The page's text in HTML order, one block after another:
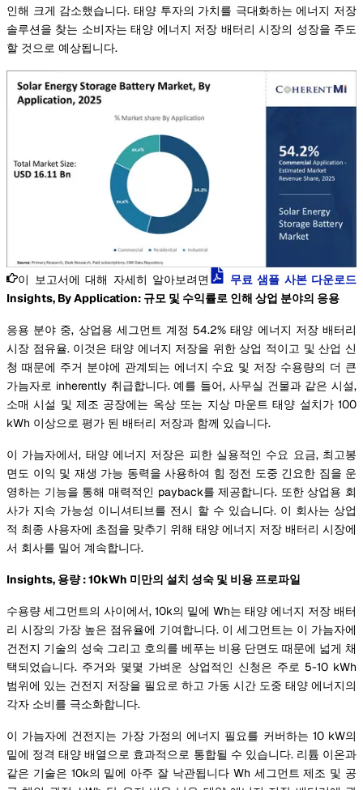
인해 크게 감소했습니다. 태양 투자의 가치를 극대화하는 에너지 저장
솔루션을 찾는 소비자는 태양 에너지 저장 배터리 시장의 성장을 주도
할 것으로 예상됩니다.
이 보고서에 대해 자세히 알아보려면
무료 샘플 사본 다운로드
Insights, By Application: 규모 및 수익률로 인해 상업 분야의 응용
응용 분야 중, 상업용 세그먼트 계정 54.2% 태양 에너지 저장 배터리
시장 점유율. 이것은 태양 에너지 저장을 위한 상업 적이고 및 산업 신
청 때문에 주거 분야에 관계되는 에너지 수요 및 저장 수용량의 더 큰
가늠자로 inherently 취급합니다. 예를 들어, 사무실 건물과 같은 시설,
소매 시설 및 제조 공장에는 옥상 또는 지상 마운트 태양 설치가 100
kWh 이상으로 평가 된 배터리 저장과 함께 있습니다.
이 가늠자에서, 태양 에너지 저장은 피한 실용적인 수요 요금, 최고봉
면도 이익 및 재생 가능 동력을 사용하여 힘 정전 도중 긴요한 짐을 운
영하는 기능을 통해 매력적인 payback를 제공합니다. 또한 상업용 회
사가 지속 가능성 이니셔티브를 전시 할 수 있습니다. 이 회사는 상업
적 최종 사용자에 초점을 맞추기 위해 태양 에너지 저장 배터리 시장에
서 회사를 밀어 계속합니다.
Insights, 용량 : 10kWh 미만의 설치 성숙 및 비용 프로파일
수용량 세그먼트의 사이에서, 10k의 밑에 Wh는 태양 에너지 저장 배터
리 시장의 가장 높은 점유율에 기여합니다. 이 세그먼트는 이 가늠자에
건전지 기술의 성숙 그리고 호의를 베푸는 비용 단면도 때문에 넓게 채
택되었습니다. 주거와 몇몇 가벼운 상업적인 신청은 주로 5-10 kWh
범위에 있는 건전지 저장을 필요로 하고 가동 시간 도중 태양 에너지의
각자 소비를 극소화합니다.
이 가늠자에 건전지는 가장 가정의 에너지 필요를 커버하는 10 kW의
밑에 정격 태양 배열으로 효과적으로 통합될 수 있습니다. 리튬 이온과
같은 기술은 10k의 밑에 아주 잘 낙관됩니다 Wh 세그먼트 제조 및 공